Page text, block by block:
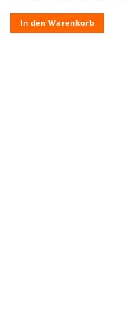
In den Warenkorb